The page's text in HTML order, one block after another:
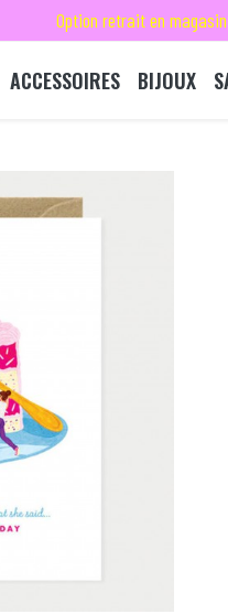
Option retrait en
ACCESSOIRES BIJOUX